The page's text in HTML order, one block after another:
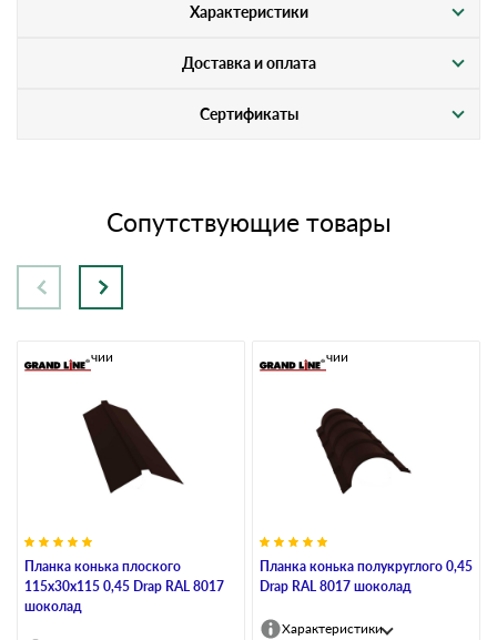
Характеристики
Доставка и оплата
Сертификаты
Сопутствующие товары
Планка конька плоского
115х30х115 0,45 Drap RAL 8017
шоколад
В наличии
Планка конька полукруглого 0,45
Drap RAL 8017 шоколад
В наличии
Характеристики